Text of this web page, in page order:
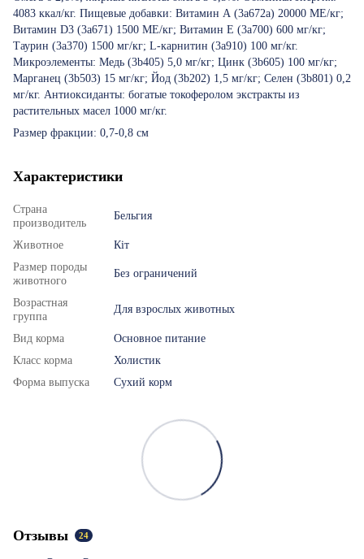
4083 ккал/кг. Пищевые добавки: Витамин А (3a672a) 20000 МЕ/кг;
Витамин D3 (3a671) 1500 МЕ/кг; Витамин Е (3а700) 600 мг/кг;
Таурин (3a370) 1500 мг/кг; L-карнитин (3a910) 100 мг/кг.
Микроэлементы: Медь (3b405) 5,0 мг/кг; Цинк (3b605) 100 мг/кг;
Марганец (3b503) 15 мг/кг; Йод (3b202) 1,5 мг/кг; Селен (3b801) 0,2
мг/кг. Антиоксиданты: богатые токоферолом экстракты из
растительных масел 1000 мг/кг.
Размер фракции: 0,7-0,8 см
Характеристики
Страна
производитель
Бельгия
Животное
Кіт
Размер породы
животного
Без ограничений
Возрастная
группа
Для взрослых животных
Вид корма
Основное питание
Класс корма
Холистик
Форма выпуска
Сухий корм
Отзывы 24